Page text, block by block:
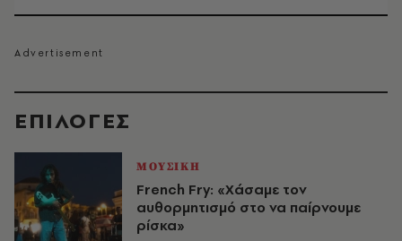
EΠΙΛΟΓΈΣ
ΜΟΥΣΙΚΗ
French Fry: «Χάσαμε τον
αυθορμητισμό στο να παίρνουμε
ρίσκα»